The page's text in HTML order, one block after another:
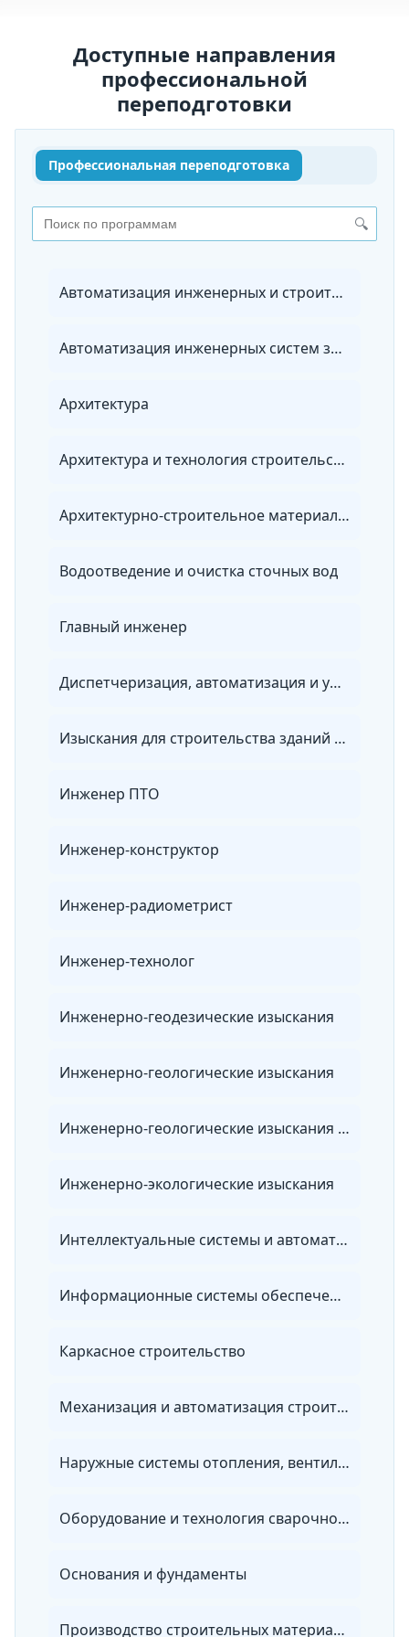
Доступные направления
профессиональной
переподготовки
Профессиональная переподготовка
🔍
Автоматизация инженерных и строительных технологий
Автоматизация инженерных систем зданий и сооружений
Архитектура
Архитектура и технология строительства
Архитектурно-строительное материаловедение
Водоотведение и очистка сточных вод
Главный инженер
Диспетчеризация, автоматизация и управление инженерными системами на объектах повышенного уровня ответственности
Изыскания для строительства зданий и сооружений
Инженер ПТО
Инженер-конструктор
Инженер-радиометрист
Инженер-технолог
Инженерно-геодезические изыскания
Инженерно-геологические изыскания
Инженерно-геологические изыскания для строительства
Инженерно-экологические изыскания
Интеллектуальные системы и автоматика в строительстве
Информационные системы обеспечения градостроительной деятельности
Каркасное строительство
Механизация и автоматизация строительства
Наружные системы отопления, вентиляции и водоснабжения
Оборудование и технология сварочного производства
Основания и фундаменты
Производство строительных материалов